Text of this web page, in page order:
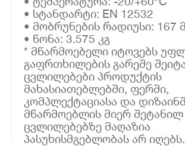
• სტანდარტი: EN 12532
• მობრუნების რადიუსი: 167
• წონა: 3.575 კგ
* მწარმოებელი იტოვებს
გაფრთხილების გარეშე
ცვლილებები პროდუქტის
მახასიათებლებში, ფერში,
კომპლექტაციასა და
მწარმოებლის მიერ შეტანილ
ცვლილებებზე მაღაზია
პასუხისმგებლობას არ იღებს.